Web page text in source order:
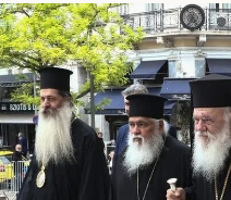
ούτε
όσιο,
έκλεψαν
το
παγκάρι
εκκλησίας